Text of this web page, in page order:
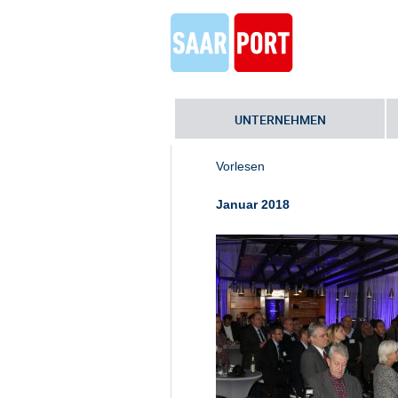
UNTERNEHMEN
Home » GERMANY´S
Vorlesen
Januar 2018